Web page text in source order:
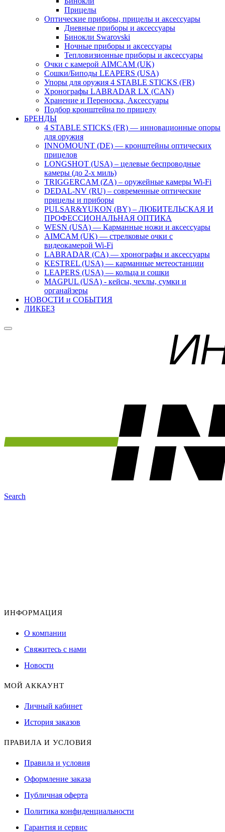
Прицелы
Оптические приборы, прицелы и аксессуары
Дневные приборы и аксессуары
Бинокли Swarovski
Ночные приборы и аксессуары
Тепловизионные приборы и аксессуары
Очки с камерой AIMCAM (UK)
Сошки/Биподы LEAPERS (USA)
Упоры для оружия 4 STABLE STICKS (FR)
Хронографы LABRADAR LX (CAN)
Хранение и Переноска, Аксессуары
Подбор кронштейна по прицелу
БРЕНДЫ
4 STABLE STICKS (FR) — инновационные опоры
для оружия
INNOMOUNT (DE) — кронштейны оптических
прицелов
LONGSHOT (USA) – целевые беспроводные
камеры (до 2-х миль)
TRIGGERCAM (ZA) – оружейные камеры Wi-Fi
DEDAL-NV (RU) – современные оптические
прицелы и приборы
PULSAR&YUKON (BY) – ЛЮБИТЕЛЬСКАЯ И
ПРОФЕССИОНАЛЬНАЯ ОПТИКА
WESN (USA) — Карманные ножи и аксессуары
AIMCAM (UK) — стрелковые очки с
видеокамерой Wi-Fi
LABRADAR (CA) — хронографы и аксессуары
KESTREL (USA) — карманные метеостанции
LEAPERS (USA) — кольца и сошки
MAGPUL (USA) - кейсы, чехлы, сумки и
органайзеры
НОВОСТИ и СОБЫТИЯ
ЛИКБЕЗ
Search
ИНФОРМАЦИЯ
О компании
Свяжитесь с нами
Новости
МОЙ АККАУНТ
Личный кабинет
История заказов
ПРАВИЛА И УСЛОВИЯ
Правила и условия
Оформление заказа
Публичная оферта
Политика конфиденциальности
Гарантия и сервис